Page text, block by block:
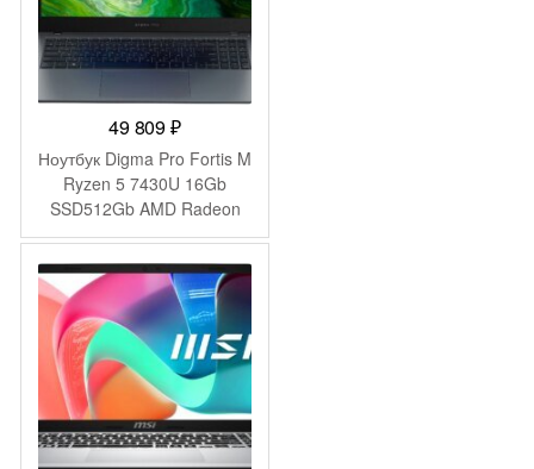
49 809₽
Ноутбук Digma Pro Fortis M
Ryzen 5 7430U 16Gb
SSD512Gb AMD Radeon
Graphics 15.6″ IPS FHD
(1920×1080) Windows 11
Pro grey WiFi BT Cam
4250mAh (DN15R5-
ADXW07)